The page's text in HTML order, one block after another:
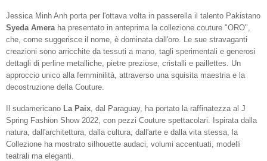
Jessica Minh Anh porta per l'ottava volta in passerella il talento Pakistano
Syeda Amera ha presentato in anteprima la collezione couture "ORO",
che, come suggerisce il nome, è dominata dall'oro. Le sue stravaganti
creazioni sono arricchite da tessuti a mano, tagli sperimentali e generosi
dettagli di perline metalliche, pietre preziose, cristalli e paillettes. Un
approccio unico alla femminilità, attraverso una squisita maestria e la
decostruzione della Couture.
Il sudamericano La Paix , dal Paraguay, ha portato la raffinatezza al J
Spring Fashion Show 2022, con pezzi Couture spettacolari. Ispirata dalla
natura, dall'architettura, dalla cultura, dall'arte e dalla vita stessa, la
Collezione ha mostrato silhouette audaci, volumi accentuati, modelli
teatrali ma eleganti.